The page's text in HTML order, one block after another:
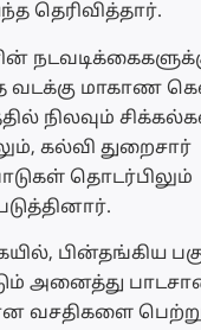
தெரிவித்தார்.
வடக்கு மாகாண
நிலவும்
கல்வி துறைசார்
தொடர்பிலும்
பின்தங்கிய
அனைத்து
வசதிகளை